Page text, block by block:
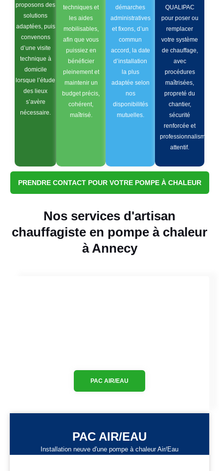
proposons des
solutions
adaptées, puis
convenons
d’une visite
technique à
domicile
lorsque l’étude
des lieux
s’avère
nécessaire.
techniques et
les aides
mobilisables,
afin que vous
puissiez en
bénéficier
pleinement et
maintenir un
budget précis,
cohérent,
maîtrisé.
démarches
administratives
et fixons, d’un
commun
accord, la date
d’installation
la plus
adaptée selon
nos
disponibilités
mutuelles.
QUALIPAC
pour poser ou
remplacer
votre système
de chauffage,
avec
procédures
maîtrisées,
propreté du
chantier,
sécurité
renforcée et
professionnalisme
attentif.
PRENDRE CONTACT POUR VOTRE POMPE À CHALEUR
Nos services d'artisan
chauffagiste en pompe à chaleur
à Annecy
PAC AIR/EAU
PAC AIR/EAU
Installation neuve d'une pompe à chaleur Air/Eau